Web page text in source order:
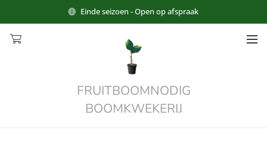
Einde seizoen - Open op afspraak
FRUITBOOMNODIG
BOOMKWEKERIJ